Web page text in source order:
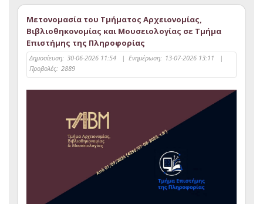
Μετονομασία του Τμήματος Αρχειονομίας,
Βιβλιοθηκονομίας και Μουσειολογίας σε Τμήμα
Επιστήμης της Πληροφορίας
Δημοσίευση: 30-06-2026 11:54 | Ενημέρωση: 13-07-2026 13:11
|
Προβολές: 2889